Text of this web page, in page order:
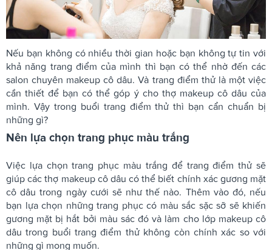
Nếu bạn không có nhiều thời gian hoặc bạn không tự tin với
khả năng trang điểm của mình thì bạn có thể nhờ đến các
salon chuyên makeup cô dâu. Và trang điểm thử là một việc
cần thiết để bạn có thể góp ý cho thợ makeup cô dâu của
mình. Vậy trong buổi trang điểm thử thì bạn cẩn chuẩn bị
những gì?
Nên lựa chọn trang phục màu trắng
Việc lựa chọn trang phục màu trắng để trang điểm thử sẽ
giúp các thợ makeup cô dâu có thể biết chính xác gương mặt
cô dâu trong ngày cưới sẽ như thế nào. Thêm vào đó, nếu
bạn lựa chọn những trang phục có màu sắc sặc sỡ sẽ khiến
gương mặt bị hắt bởi màu sác đó và làm cho lớp makeup cô
dâu trong buổi trang điểm thử không còn chính xác so với
những gì mong muốn.